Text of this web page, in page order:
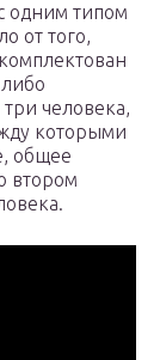
одним типом
от того,
человека,
которыми
общее
втором